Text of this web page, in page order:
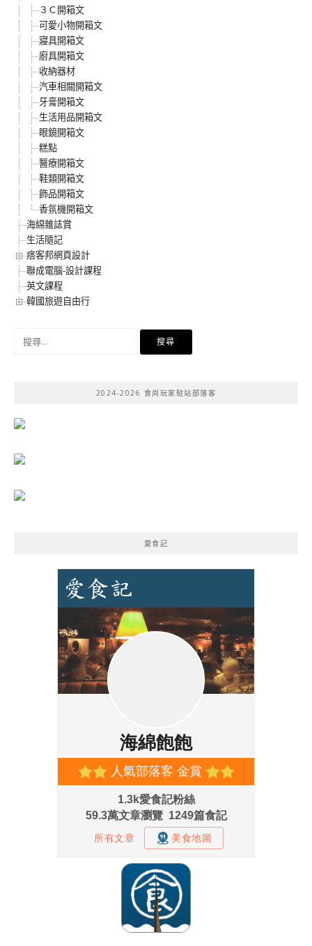
３Ｃ開箱文
可愛小物開箱文
寢具開箱文
廚具開箱文
收納器材
汽車相關開箱文
牙膏開箱文
生活用品開箱文
眼鏡開箱文
糕點
醫療開箱文
鞋類開箱文
飾品開箱文
香氛機開箱文
海綿雜誌賞
生活隨記
痞客邦網頁設計
聯成電腦-設計課程
英文課程
韓國旅遊自由行
2024-2026 食尚玩家駐站部落客
愛食記